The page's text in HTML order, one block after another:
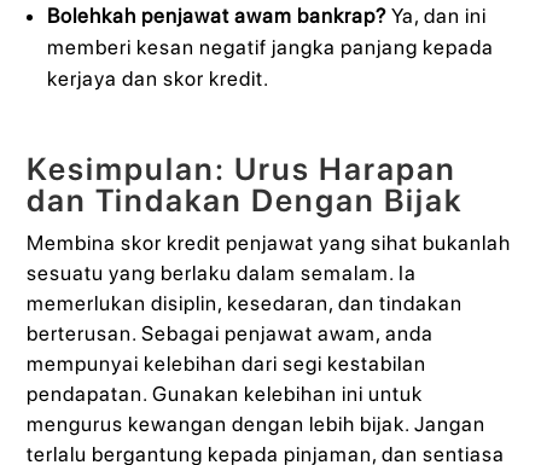
Bolehkah penjawat awam bankrap? Ya, dan ini
memberi kesan negatif jangka panjang kepada
kerjaya dan skor kredit.
Kesimpulan: Urus Harapan
dan Tindakan Dengan Bijak
Membina skor kredit penjawat yang sihat bukanlah
sesuatu yang berlaku dalam semalam. Ia
memerlukan disiplin, kesedaran, dan tindakan
berterusan. Sebagai penjawat awam, anda
mempunyai kelebihan dari segi kestabilan
pendapatan. Gunakan kelebihan ini untuk
mengurus kewangan dengan lebih bijak. Jangan
terlalu bergantung kepada pinjaman, dan sentiasa